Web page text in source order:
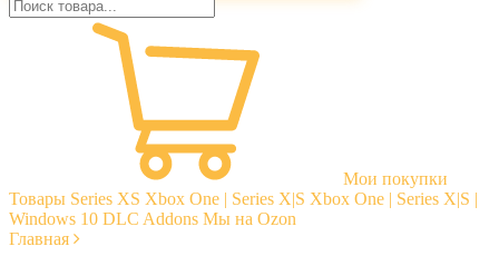
Мои покупки
Товары Series XS Xbox One | Series X|S Xbox One | Series X|S |
Windows 10 DLC Addons Мы на Ozon
Главная